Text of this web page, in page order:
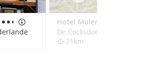
Hotel Molenbos
21km